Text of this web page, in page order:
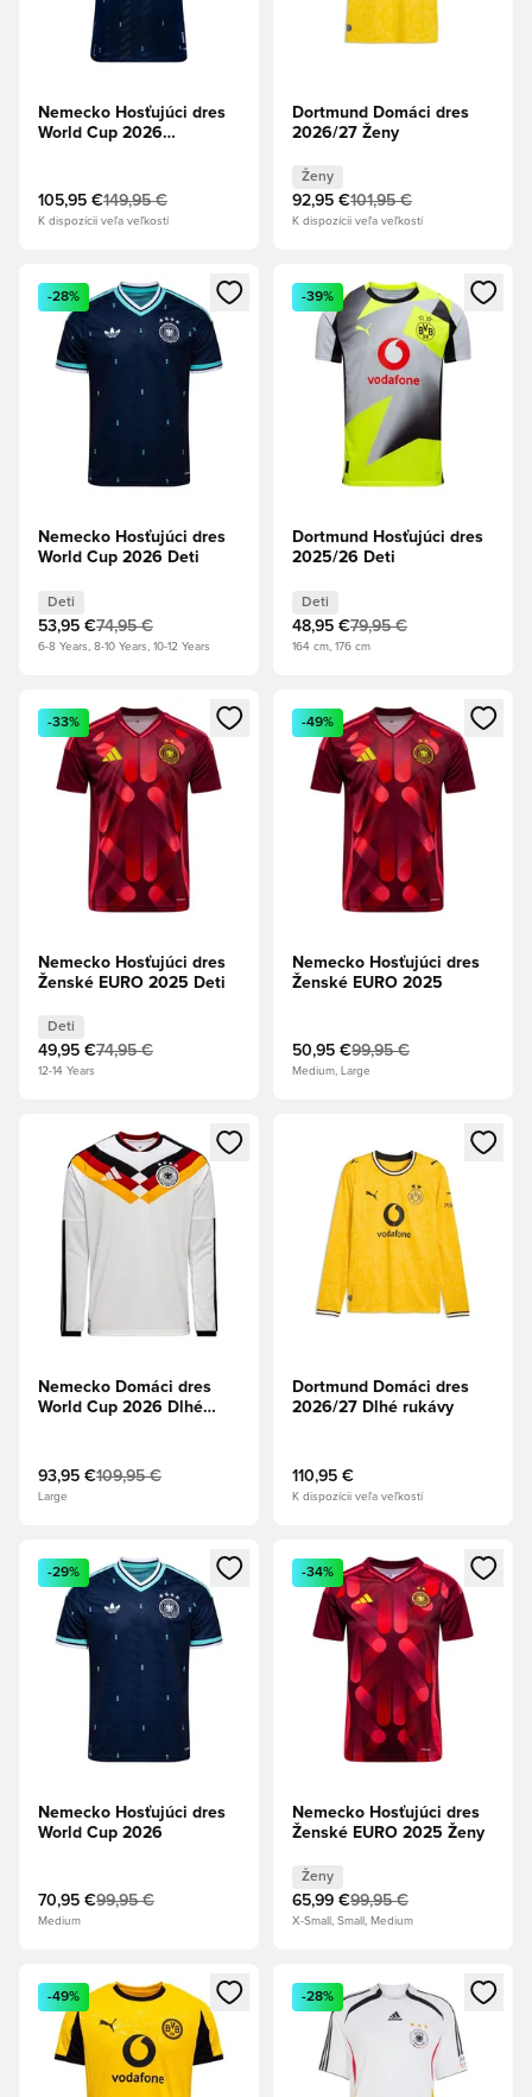
Nemecko Hosťujúci dres
World Cup 2026
105,95 €149,95 €
K dispozícii veľa veľkostí
Dortmund Domáci dres
2026/27 Ženy
Ženy
92,95 €101,95 €
K dispozícii veľa veľkostí
Otvorí modál na prihlásenie alebo registráciu ako člen
-28%
Nemecko Hosťujúci dres
World Cup 2026 Deti
Deti
53,95 €74,95 €
6-8 Years, 8-10 Years, 10-12 Years
Otvorí modál na prihlásenie
-39%
Dortmund Hosťujúci dres
2025/26 Deti
Deti
48,95 €79,95 €
164 cm, 176 cm
Otvorí modál na prihlásenie alebo registráciu ako člen
-33%
Nemecko Hosťujúci dres
Ženské EURO 2025 Deti
Deti
49,95 €74,95 €
12-14 Years
Otvorí modál na prihlásenie
-49%
Nemecko Hosťujúci dres
Ženské EURO 2025
50,95 €99,95 €
Medium, Large
Otvorí modál na prihlásenie alebo registráciu ako člen
Nemecko Domáci dres
World Cup 2026 Dlhé
93,95 €109,95 €
Large
Otvorí modál na prihlásenie
Dortmund Domáci dres
2026/27 Dlhé rukávy
110,95 €
K dispozícii veľa veľkostí
Otvorí modál na prihlásenie alebo registráciu ako člen
-29%
Nemecko Hosťujúci dres
World Cup 2026
70,95 €99,95 €
Medium
Otvorí modál na prihlásenie
-34%
Nemecko Hosťujúci dres
Ženské EURO 2025 Ženy
Ženy
65,99 €99,95 €
X-Small, Small, Medium
Otvorí modál na prihlásenie alebo registráciu ako člen
-49%
Otvorí modál na prihlásenie
-28%